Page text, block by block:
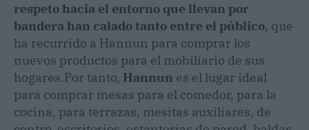
respeto hacia el entorno que llevan por
bandera han calado tanto entre el público, que
ha recurrido a Hannun para comprar los
nuevos productos para el mobiliario de sus
hogares.Por tanto, Hannun es el lugar ideal
para comprar mesas para el comedor, para la
cocina, para terrazas, mesitas auxiliares, de